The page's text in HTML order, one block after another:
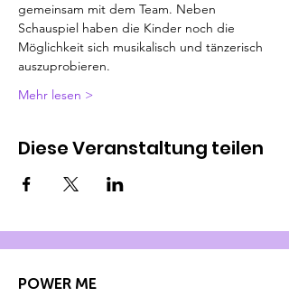
gemeinsam mit dem Team. Neben
Schauspiel haben die Kinder noch die
Möglichkeit sich musikalisch und tänzerisch
auszuprobieren.
Mehr lesen >
Diese Veranstaltung teilen
POWER ME